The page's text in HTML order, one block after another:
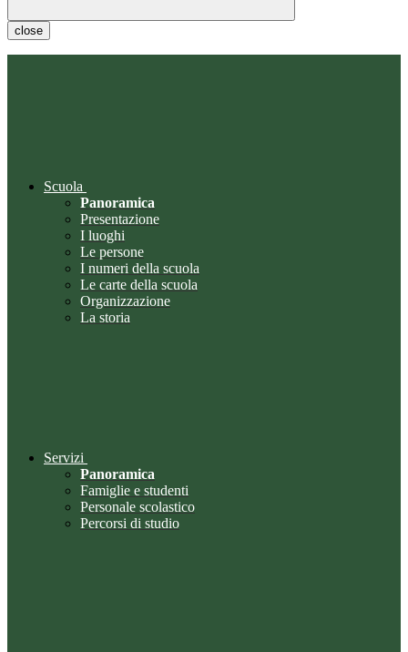
close
Scuola
Panoramica
Presentazione
I luoghi
Le persone
I numeri della scuola
Le carte della scuola
Organizzazione
La storia
Servizi
Panoramica
Famiglie e studenti
Personale scolastico
Percorsi di studio